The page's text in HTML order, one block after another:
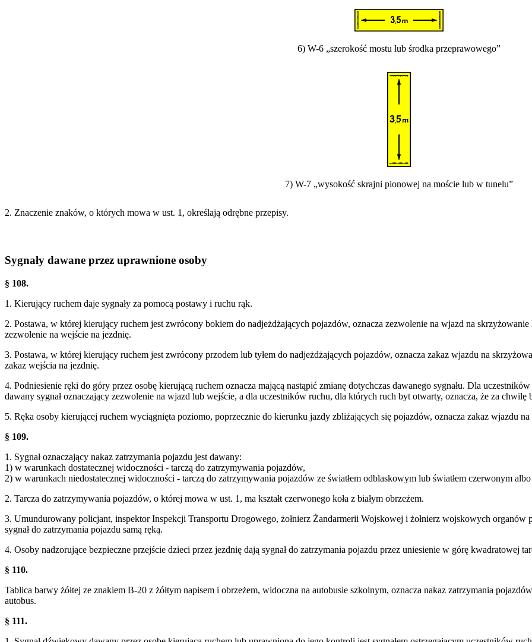
6) W-6 „szerokość mostu lub środka przeprawowego”
7) W-7 „wysokość skrajni pionowej na moście lub w tunelu”
2. Znaczenie znaków, o których mowa w ust. 1, określają odrębne przepisy.
Sygnały dawane przez uprawnione osoby
§ 108.
1. Kierujący ruchem daje sygnały za pomocą postawy i ruchu rąk.
2. Postawa, w której kierujący ruchem jest zwrócony bokiem do nadjeżdżających pojazdów, oznacza zezwolenie na wjazd na
zezwolenie na wejście na jezdnię.
3. Postawa, w której kierujący ruchem jest zwrócony przodem lub tyłem do nadjeżdżających pojazdów, oznacza zakaz wjazdu na
zakaz wejścia na jezdnię.
4. Podniesienie ręki do góry przez osobę kierującą ruchem oznacza mającą nastąpić zmianę dotychczas dawanego sygnału. Dla
dawany sygnał oznaczający zezwolenie na wjazd lub wejście, a dla uczestników ruchu, dla których ruch byt otwarty, oznacza, że za chwilę
5. Ręka osoby kierującej ruchem wyciągnięta poziomo, poprzecznie do kierunku jazdy zbliżających się pojazdów, oznacza zakaz wjazdu
§ 109.
1. Sygnał oznaczający nakaz zatrzymania pojazdu jest dawany:
1) w warunkach dostatecznej widoczności - tarczą do zatrzymywania pojazdów,
2) w warunkach niedostatecznej widoczności - tarczą do zatrzymywania pojazdów ze światłem odblaskowym lub światłem czerwonym
2. Tarcza do zatrzymywania pojazdów, o której mowa w ust. 1, ma kształt czerwonego koła z białym obrzeżem.
3. Umundurowany policjant, inspektor Inspekcji Transportu Drogowego, żołnierz Żandarmerii Wojskowej i żołnierz wojskowych
sygnał do zatrzymania pojazdu samą ręką.
4. Osoby nadzorujące bezpieczne przejście dzieci przez jezdnię dają sygnał do zatrzymania pojazdu przez uniesienie w górę kwadratowej
§ 110.
Tablica barwy żółtej ze znakiem B-20 z żółtym napisem i obrzeżem, widoczna na autobusie szkolnym, oznacza nakaz zatrzymania
autobus.
§ 111.